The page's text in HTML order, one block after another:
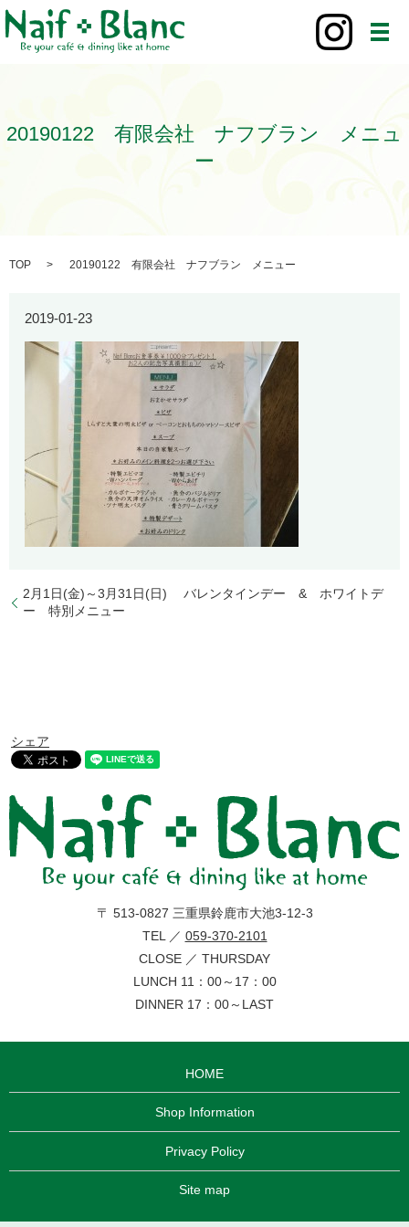
メ
20190122 有限会社 ナフブラン メニュ
ー
TOP 20190122 有限会社 ナフブラン メニュー
2019-01-23
2月1日(金)～3月31日(日) バレンタインデー & ホワイトデ
ー 特別メニュー
シェア
〒 513-0827 三重県鈴鹿市大池3-12-3
TEL ／ 059-370-2101
CLOSE ／ THURSDAY
LUNCH 11：00～17：00
DINNER 17：00～LAST
HOME
Shop Information
Privacy Policy
Site map